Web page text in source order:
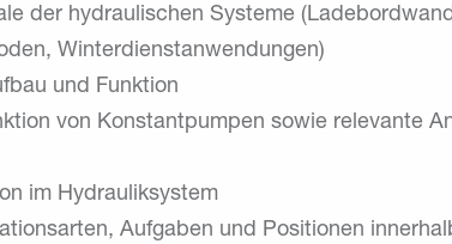
der hydraulischen Systeme
Winterdienstanwendungen)
und Funktion
von Konstantpumpen sowie relevante
im Hydrauliksystem
Aufgaben und Positionen